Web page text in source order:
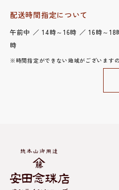
配送時間指定について
午前中 ／ 14時～16時 ／ 16時～18
時
※時間指定ができない地域がございます